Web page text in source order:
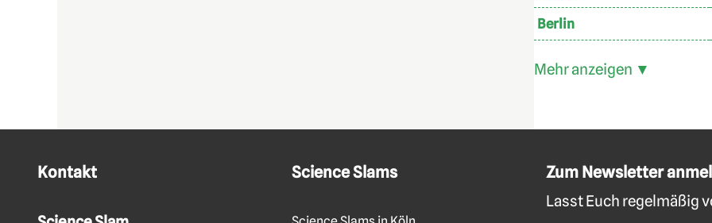
Berlin
Mehr anzeigen ▼
Kontakt Science Slams Zum Newsletter
Lasst Euch regelmäßig